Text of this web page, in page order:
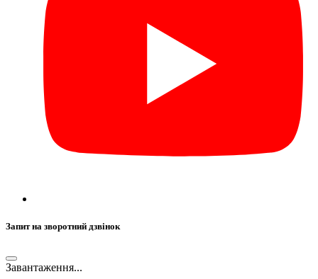
Запит на зворотний дзвінок
Завантаження...